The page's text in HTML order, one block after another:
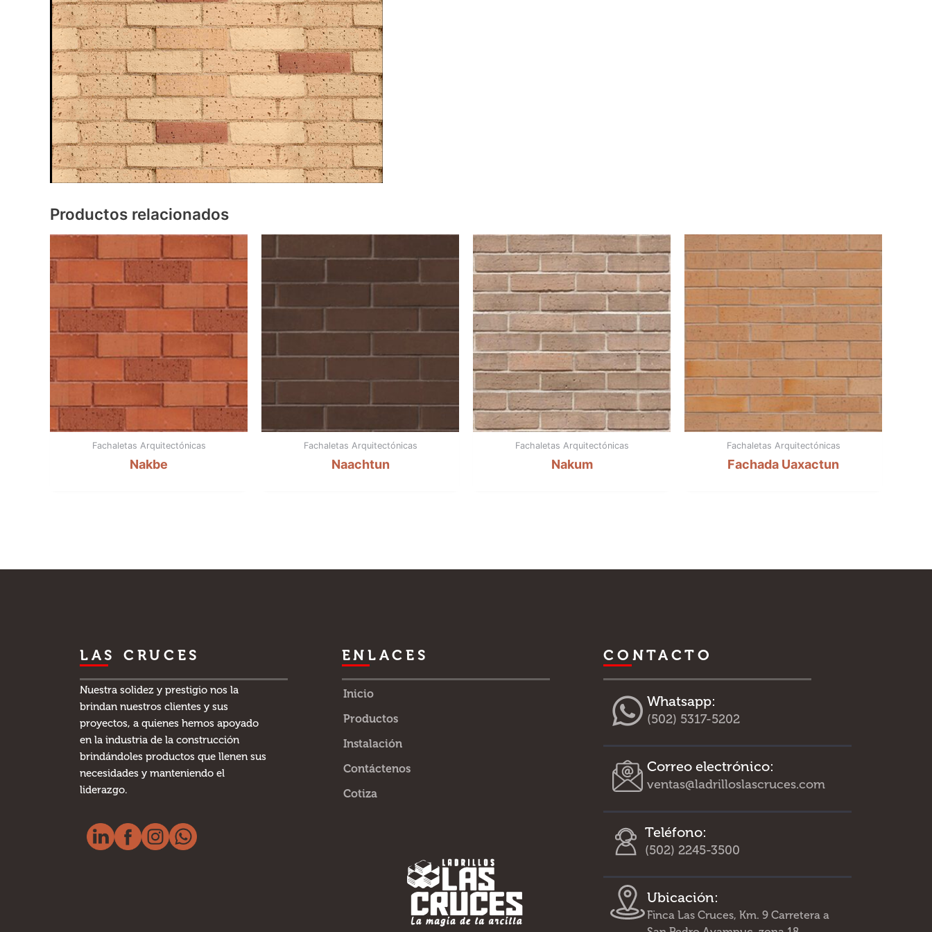
Productos relacionados
Fachaletas Arquitectónicas
Nakbe
Fachaletas Arquitectónicas
Naachtun
Fachaletas Arquitectónicas
Nakum
Fachaletas Arquitectónicas
Fachada Uaxactun
LAS CRUCES
Nuestra solidez y prestigio nos la
brindan nuestros clientes y sus
proyectos, a quienes hemos apoyado
en la industria de la construcción
brindándoles productos que llenen sus
necesidades y manteniendo el
liderazgo.
ENLACES
Inicio
Productos
Instalación
Contáctenos
Cotiza
CONTACTO
Whatsapp:
(502) 5317-5202
Correo electrónico:
ventas@ladrilloslascruces.com
Teléfono:
(502) 2245-3500
Ubicación:
Finca Las Cruces, Km. 9 Carretera a